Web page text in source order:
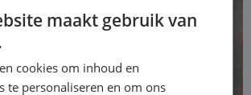
maakt gebruik van
cookies om inhoud en
te personaliseren en om ons